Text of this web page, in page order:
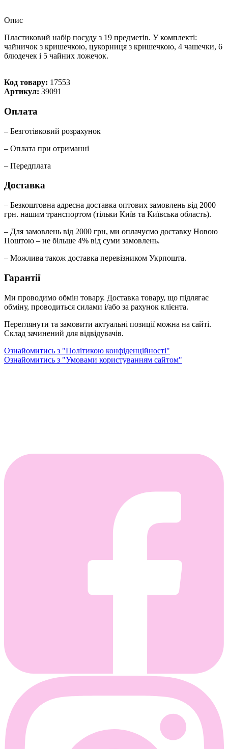
Опис
Пластиковий набір посуду з 19 предметів. У комплекті:
чайничок з кришечкою, цукорниця з кришечкою, 4 чашечки, 6
блюдечек і 5 чайних ложечок.
Код товару: 17553
Артикул: 39091
Оплата
– Безготівковий розрахунок
– Оплата при отриманні
– Передплата
Доставка
– Безкоштовна адресна доставка оптових замовлень від 2000
грн. нашим транспортом (тільки Київ та Київська область).
– Для замовлень від 2000 грн, ми оплачуємо доставку Новою
Поштою – не більше 4% від суми замовлень.
– Можлива також доставка перевізником Укрпошта.
Гарантії
Ми проводимо обмін товару. Доставка товару, що підлягає
обміну, проводиться силами і/або за рахунок клієнта.
Переглянути та замовити актуальні позиції можна на сайті.
Склад зачинений для відвідувачів.
Ознайомитись з "Політикою конфіденційності"
Ознайомитись з "Умовами користуванням сайтом"